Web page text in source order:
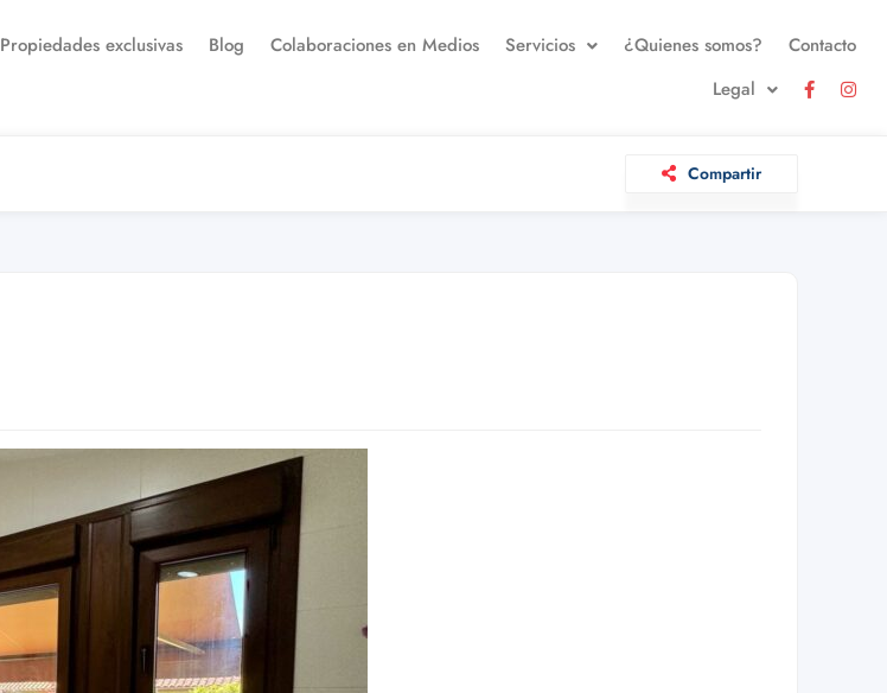
Propiedades exclusivas Blog Colaboraciones en Medios Servicios ¿Quienes somos?
Contacto
Legal
Compartir